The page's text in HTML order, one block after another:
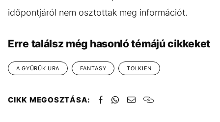
időpontjáról nem osztottak meg információt.
Erre találsz még hasonló témájú cikkeket
A GYŰRŰK URA FANTASY TOLKIEN
CIKK MEGOSZTÁSA: